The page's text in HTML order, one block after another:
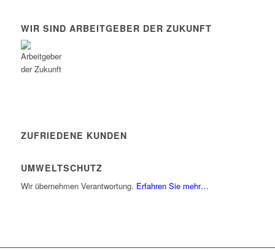
WIR SIND ARBEITGEBER DER ZUKUNFT
ZUFRIEDENE KUNDEN
UMWELTSCHUTZ
Wir übernehmen Verantwortung. Erfahren Sie mehr…